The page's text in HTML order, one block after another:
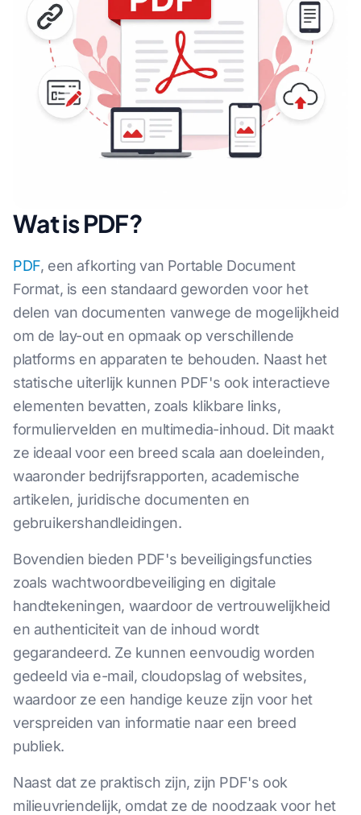
Wat is PDF?
PDF, een afkorting van Portable Document
Format, is een standaard geworden voor het
delen van documenten vanwege de mogelijkheid
om de lay-out en opmaak op verschillende
platforms en apparaten te behouden. Naast het
statische uiterlijk kunnen PDF's ook interactieve
elementen bevatten, zoals klikbare links,
formuliervelden en multimedia-inhoud. Dit maakt
ze ideaal voor een breed scala aan doeleinden,
waaronder bedrijfsrapporten, academische
artikelen, juridische documenten en
gebruikershandleidingen.
Bovendien bieden PDF's beveiligingsfuncties
zoals wachtwoordbeveiliging en digitale
handtekeningen, waardoor de vertrouwelijkheid
en authenticiteit van de inhoud wordt
gegarandeerd. Ze kunnen eenvoudig worden
gedeeld via e-mail, cloudopslag of websites,
waardoor ze een handige keuze zijn voor het
verspreiden van informatie naar een breed
publiek.
Naast dat ze praktisch zijn, zijn PDF's ook
milieuvriendelijk, omdat ze de noodzaak voor het